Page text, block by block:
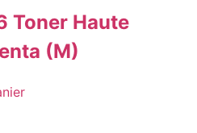
Toner Haute
(M)